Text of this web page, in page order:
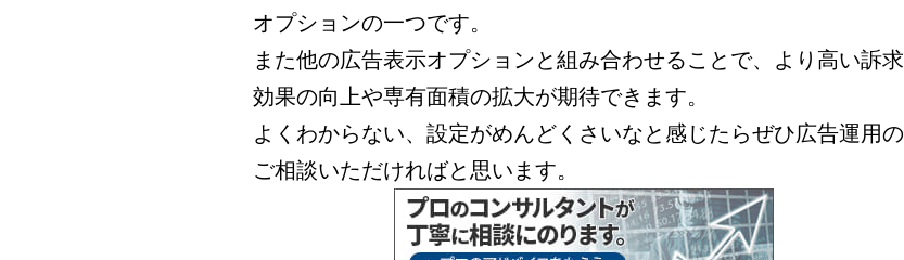
オプションの一つです。
また他の広告表示オプションと組み合わせることで、より高い訴求
効果の向上や専有面積の拡大が期待できます。
よくわからない、設定がめんどくさいなと感じたらぜひ広告運用の
ご相談いただければと思います。